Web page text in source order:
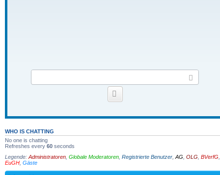
WHO IS CHATTING
No one is chatting
Refreshes every 60 seconds
Legende: Administratoren Globale Moderatoren Registrierte Benutzer AG OLG BVerfG
EuGH Gäste